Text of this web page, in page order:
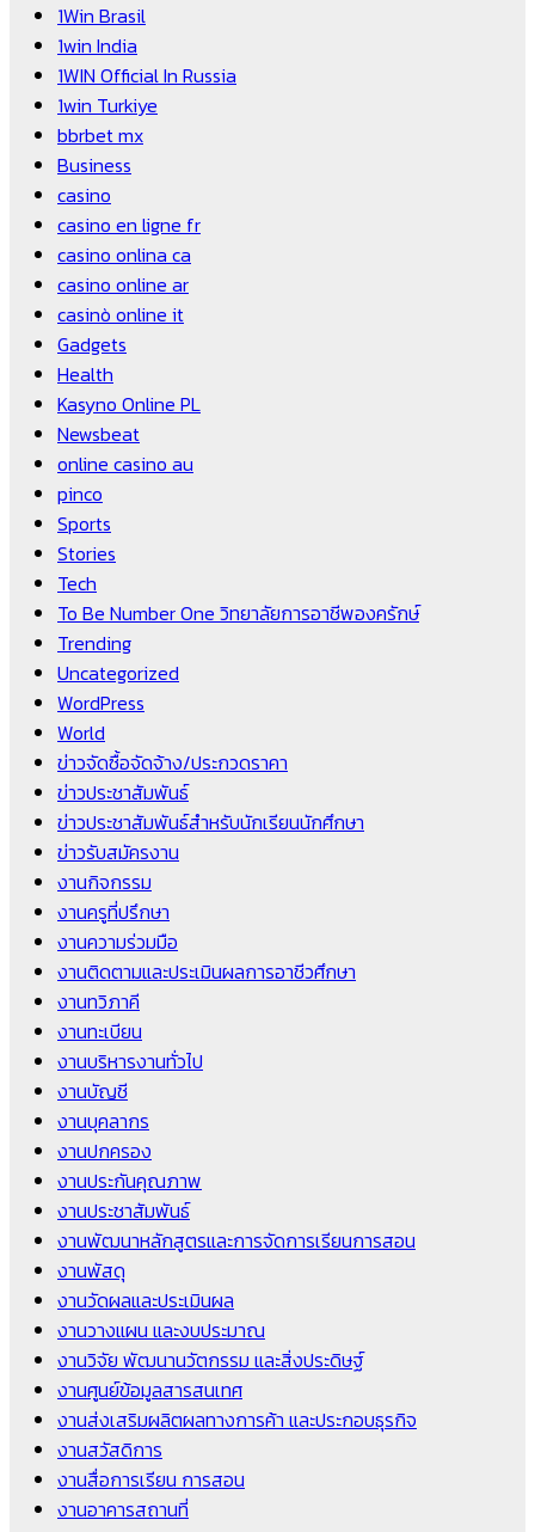
1Win Brasil
1win India
1WIN Official In Russia
1win Turkiye
bbrbet mx
Business
casino
casino en ligne fr
casino onlina ca
casino online ar
casinò online it
Gadgets
Health
Kasyno Online PL
Newsbeat
online casino au
pinco
Sports
Stories
Tech
To Be Number One วิทยาลัยการอาชีพองครักษ์
Trending
Uncategorized
WordPress
World
ข่าวจัดซื้อจัดจ้าง/ประกวดราคา
ข่าวประชาสัมพันธ์
ข่าวประชาสัมพันธ์สำหรับนักเรียนนักศึกษา
ข่าวรับสมัครงาน
งานกิจกรรม
งานครูที่ปรึกษา
งานความร่วมมือ
งานติดตามและประเมินผลการอาชีวศึกษา
งานทวิภาคี
งานทะเบียน
งานบริหารงานทั่วไป
งานบัญชี
งานบุคลากร
งานปกครอง
งานประกันคุณภาพ
งานประชาสัมพันธ์
งานพัฒนาหลักสูตรและการจัดการเรียนการสอน
งานพัสดุ
งานวัดผลและประเมินผล
งานวางแผน และงบประมาณ
งานวิจัย พัฒนานวัตกรรม และสิ่งประดิษฐ์
งานศูนย์ข้อมูลสารสนเทศ
งานส่งเสริมผลิตผลทางการค้า และประกอบธุรกิจ
งานสวัสดิการ
งานสื่อการเรียน การสอน
งานอาคารสถานที่